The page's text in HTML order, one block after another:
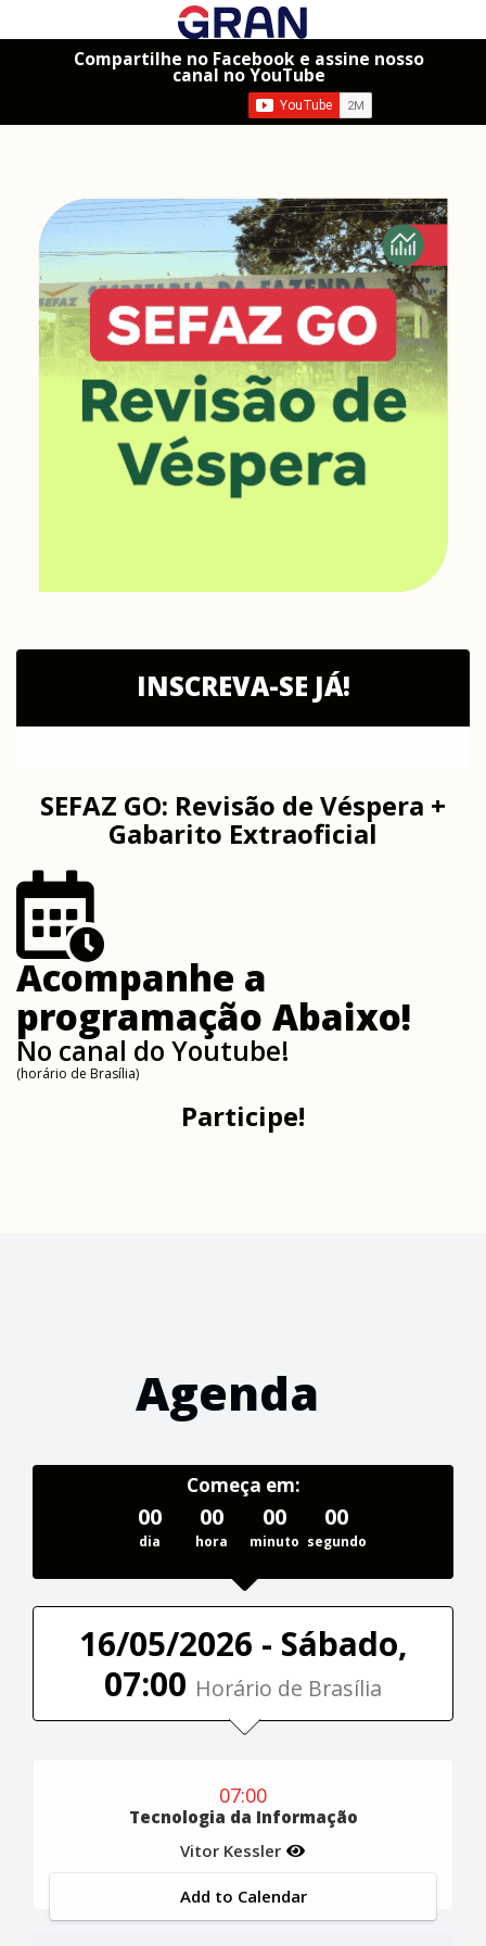
Compartilhe no Facebook e assine nosso
canal no YouTube
INSCREVA-SE JÁ!
SEFAZ GO: Revisão de Véspera +
Gabarito Extraoficial
Acompanhe a
programação Abaixo!
No canal do Youtube!
(horário de Brasília)
Participe!
Agenda
Começa em:
00
dia
00
hora
00
minuto
00
segundo
16/05/2026 - Sábado,
07:00 Horário de Brasília
07:00
Tecnologia da Informação
Vitor Kessler
Add to Calendar